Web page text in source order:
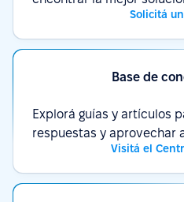
Solicitá
Base de
Explorá guías y artículos
respuestas y aprovechar
Visitá el